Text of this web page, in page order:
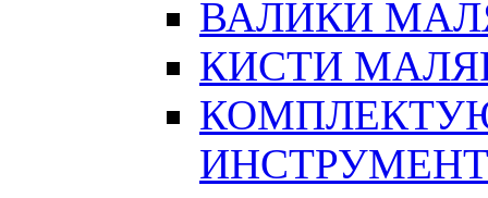
ВАЛИКИ
КИСТИ